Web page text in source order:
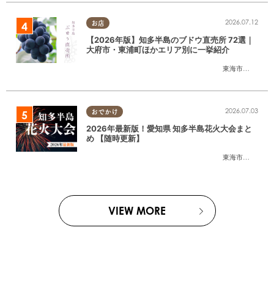
お店
東海市
,大府市
2026.07.12
【2026年版】知多半島のブドウ直売所 72選｜
大府市・東浦町ほかエリア別に一挙紹介
おでかけ
東海市
,大府市
2026.07.03
2026年最新版！愛知県 知多半島花火大会まと
め 【随時更新】
VIEW MORE